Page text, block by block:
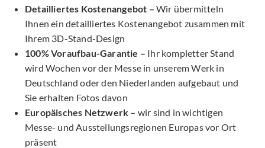
Detailliertes Kostenangebot – Wir übermitteln
Ihnen ein detailliertes Kostenangebot zusammen mit
Ihrem 3D-Stand-Design
100% Voraufbau-Garantie – Ihr kompletter Stand
wird Wochen vor der Messe in unserem Werk in
Deutschland oder den Niederlanden aufgebaut und
Sie erhalten Fotos davon
Europäisches Netzwerk – wir sind in wichtigen
Messe- und Ausstellungsregionen Europas vor Ort
präsent